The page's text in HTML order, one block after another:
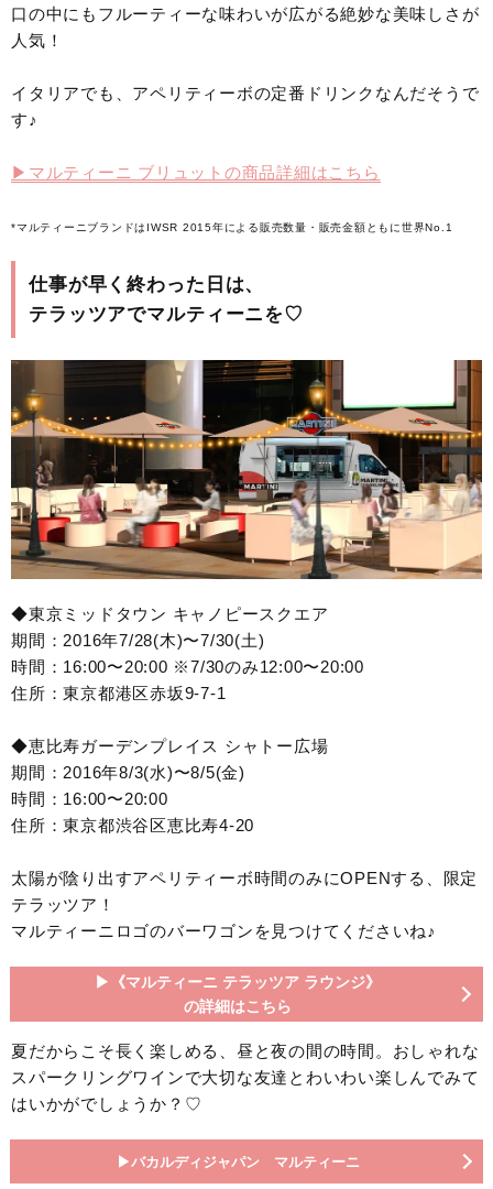
口の中にもフルーティーな味わいが広がる絶妙な美味しさが
人気！
イタリアでも、アペリティーボの定番ドリンクなんだそうで
す♪
▶︎マルティーニ ブリュットの商品詳細はこちら
*マルティーニブランドはIWSR 2015年による販売数量・販売金額ともに世界No.1
仕事が早く終わった日は、
テラッツアでマルティーニを♡
◆東京ミッドタウン キャノピースクエア
期間：2016年7/28(木)〜7/30(土)
時間：16:00〜20:00 ※7/30のみ12:00〜20:00
住所：東京都港区赤坂9-7-1
◆恵比寿ガーデンプレイス シャトー広場
期間：2016年8/3(水)〜8/5(金)
時間：16:00〜20:00
住所：東京都渋谷区恵比寿4-20
太陽が陰り出すアペリティーボ時間のみにOPENする、限定
テラッツア！
マルティーニロゴのバーワゴンを見つけてくださいね♪
▶︎《マルティーニ テラッツア ラウンジ》
の詳細はこちら
夏だからこそ長く楽しめる、昼と夜の間の時間。おしゃれな
スパークリングワインで大切な友達とわいわい楽しんでみて
はいかがでしょうか？♡
▶︎バカルディジャパン マルティーニ